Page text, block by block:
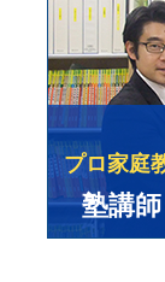
プロ家庭
塾講